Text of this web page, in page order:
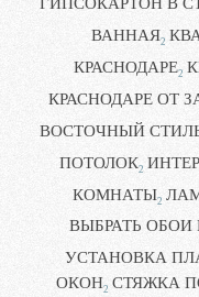
ВАННАЯ2
КРАСНОДАРЕ2
КРАСНОДАРЕ ОТ
ВОСТОЧНЫЙ
ПОТОЛОК2
КОМНАТЫ2
ВЫБРАТЬ ОБОИ
УСТАНОВКА
ОКОН2 СТЯЖКА